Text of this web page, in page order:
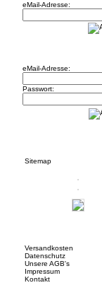
eMail-Adresse:
eMail-Adresse:
Passwort:
Sitemap
Versandkosten
Datenschutz
Unsere AGB's
Impressum
Kontakt